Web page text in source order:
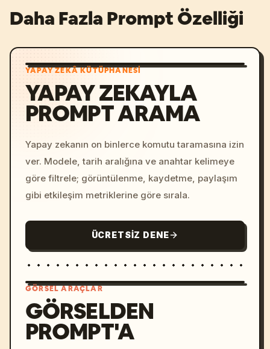
Daha Fazla Prompt Özelliği
YAPAY ZEKÂ KÜTÜPHANESI
YAPAY ZEKAYLA
PROMPT ARAMA
Yapay zekanın on binlerce komutu taramasına izin
ver. Modele, tarih aralığına ve anahtar kelimeye
göre filtrele; görüntülenme, kaydetme, paylaşım
gibi etkileşim metriklerine göre sırala.
ÜCRETSIZ DENE
GÖRSEL ARAÇLAR
GÖRSELDEN
PROMPT'A